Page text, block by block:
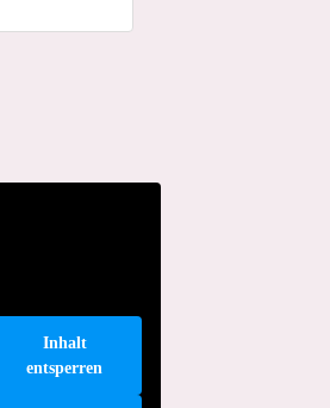
Inhalt
entsperren